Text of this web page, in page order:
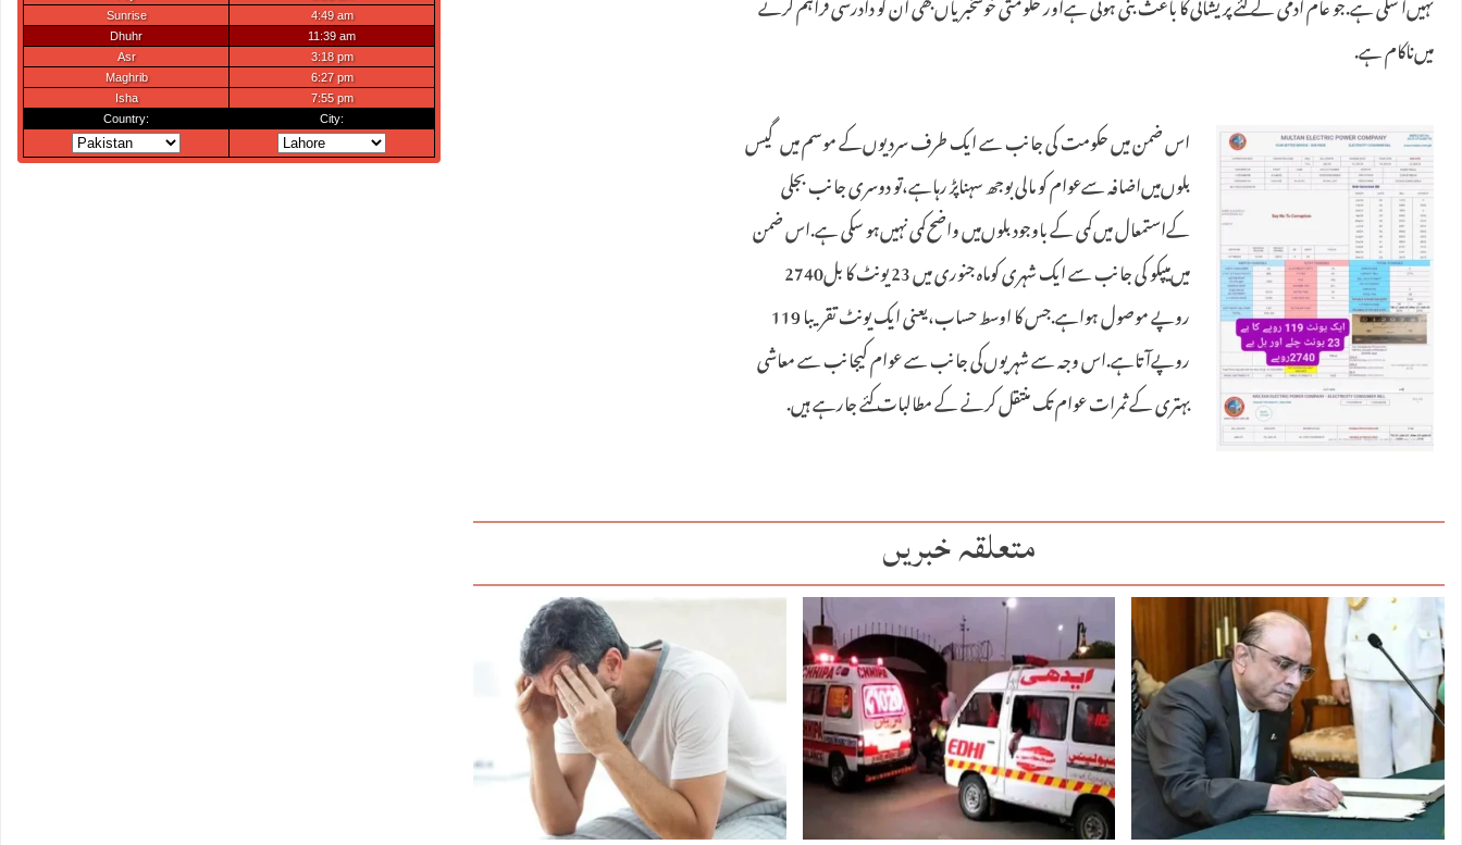
نہیں‌آ سکی ہے.جو عام آدمی کے لئے پریشانی کا باعث بنی ہوئی ہےاور حکومتی خوشخبریاں‌بھی ان کو دادرسی فراہم کرنے
میں‌ناکام ہے.
اس ضمن میں‌ حکومت کی جانب سے ایک طرف سردیوں‌کے موسم میں‌گیس
بلوں‌میں‌اضافہ سےعوام کو مالی بوجھ سہناپڑ رہاہے،تو دوسری جانب بجلی
کےاستمعال میں‌کمی کے باوجود بلوں‌میں‌ واضح‌کمی نہیں‌ہو سکی ہے.اس ضمن
میں‌میپکو کی جانب سے ایک شہری کوماہ جنوری میں 23 یونٹ کا بل2740
روپے موصول ہواہے.جس کا اوسط حساب،یعنی ایک یونٹ تقریبا 119
روپےآتاہے.اس وجہ سے شہریوں‌کی جانب سے عوام کیجانب سے معاشی
بہتری کے ثمرات عوام تک منتقل کرنے کے مطالبات کئے جارہے ہیں.
متعلقہ خبریں